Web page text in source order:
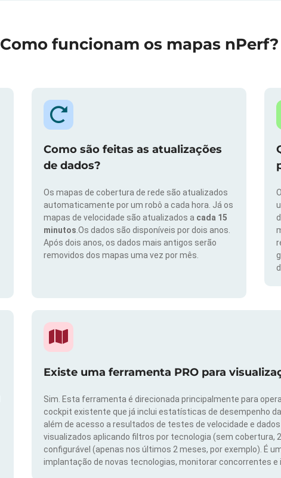
Como funcionam os mapas nPerf?
Como são feitas as atualizações
de dados?
Os mapas de cobertura de rede são atualizados
automaticamente por um robô a cada hora. Já os
mapas de velocidade são atualizados a cada 15
minutos .Os dados são disponíveis por dois anos.
Após dois anos, os dados mais antigos serão
removidos dos mapas uma vez por mês.
Existe uma ferramenta PRO para
Sim. Esta ferramenta é direcionada principalmente para
cockpit existente que já inclui estatísticas de desempenho
além de acesso a resultados de testes de velocidade e
visualizados aplicando filtros por tecnologia (sem cobertura,
configurável (apenas nos últimos 2 meses, por exemplo). É
implantação de novas tecnologias, monitorar concorrentes e